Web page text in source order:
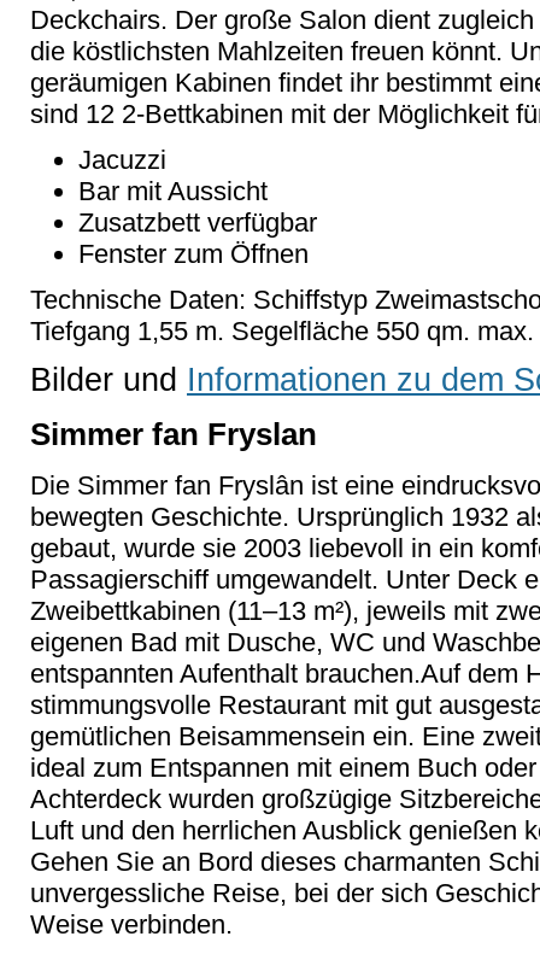
Deckchairs. Der große Salon dient
die köstlichsten Mahlzeiten freuen könnt.
geräumigen Kabinen findet ihr bestimmt
sind 12 2-Bettkabinen mit der Möglichkeit
Jacuzzi
Bar mit Aussicht
Zusatzbett verfügbar
Fenster zum Öffnen
Technische Daten: Schiffstyp
Tiefgang 1,55 m. Segelfläche 550 qm.
Bilder und Informationen zu dem
Simmer fan Fryslan
Die Simmer fan Fryslân ist eine
bewegten Geschichte. Ursprünglich 1932
gebaut, wurde sie 2003 liebevoll in ein
Passagierschiff umgewandelt. Unter Deck
Zweibettkabinen (11–13 m²), jeweils mit
eigenen Bad mit Dusche, WC und
entspannten Aufenthalt brauchen.Auf dem
stimmungsvolle Restaurant mit gut
gemütlichen Beisammensein ein. Eine
ideal zum Entspannen mit einem Buch
Achterdeck wurden großzügige
Luft und den herrlichen Ausblick genießen
Gehen Sie an Bord dieses charmanten
unvergessliche Reise, bei der sich
Weise verbinden.